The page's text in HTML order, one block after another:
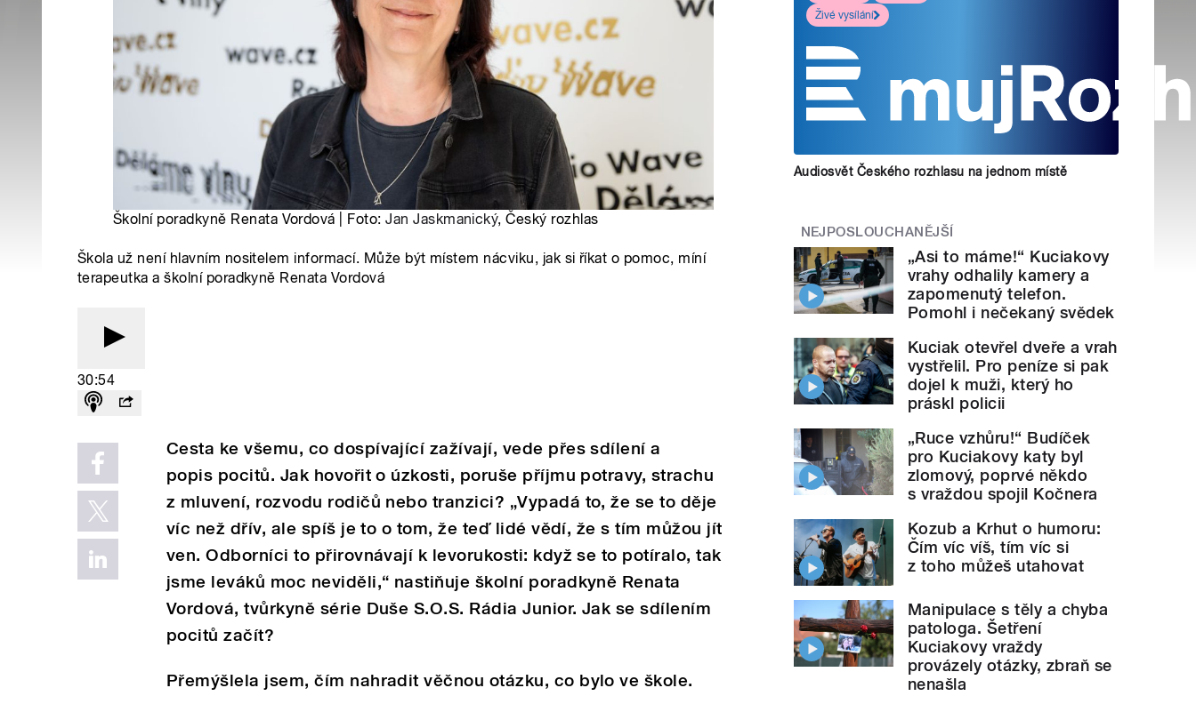
Školní poradkyně Renata Vordová | Foto:Jan Jaskmanický, Český rozhlas
Škola už není hlavním nositelem informací. Může být místem nácviku, jak si říkat o pomoc, míní
terapeutka a školní poradkyně Renata Vordová
30:54
Cesta ke všemu, co dospívající zažívají, vede přes sdílení a
popis pocitů. Jak hovořit o úzkosti, poruše příjmu potravy, strachu
z mluvení, rozvodu rodičů nebo tranzici? „Vypadá to, že se to děje
víc než dřív, ale spíš je to o tom, že teď lidé vědí, že s tím můžou jít
ven. Odborníci to přirovnávají k levorukosti: když se to potíralo, tak
jsme leváků moc neviděli,“ nastiňuje školní poradkyně Renata
Vordová, tvůrkyně série Duše S.O.S. Rádia Junior. Jak se sdílením
pocitů začít?
Přemýšlela jsem, čím nahradit věčnou otázku, co bylo ve škole.
Živé vysílání
Audiosvět Českého rozhlasu na jednom místě
NEJPOSLOUCHANĚJŠÍ
„Asi to máme!“ Kuciakovy
vrahy odhalily kamery a
zapomenutý telefon.
Pomohl i nečekaný svědek
Kuciak otevřel dveře a vrah
vystřelil. Pro peníze si pak
dojel k muži, který ho
práskl policii
„Ruce vzhůru!“ Budíček
pro Kuciakovy katy byl
zlomový, poprvé někdo
s vraždou spojil Kočnera
Kozub a Krhut o humoru:
Čím víc víš, tím víc si
z toho můžeš utahovat
Manipulace s těly a chyba
patologa. Šetření
Kuciakovy vraždy
provázely otázky, zbraň se
nenašla